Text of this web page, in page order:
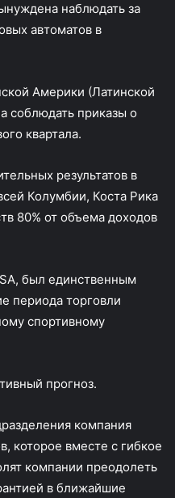
наблюдать за
автоматов в
Америки (Латинской
соблюдать приказы о
квартала.
результатов в
Колумбии, Коста Рика
80% от объема доходов
был единственным
периода торговли
спортивному
прогноз.
компания
которое вместе с гибкое
компании преодолеть
в ближайшие